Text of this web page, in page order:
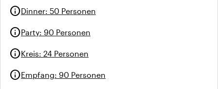
infoDinner: 50 Personen
infoParty: 90 Personen
infoKreis: 24 Personen
infoEmpfang: 90 Personen